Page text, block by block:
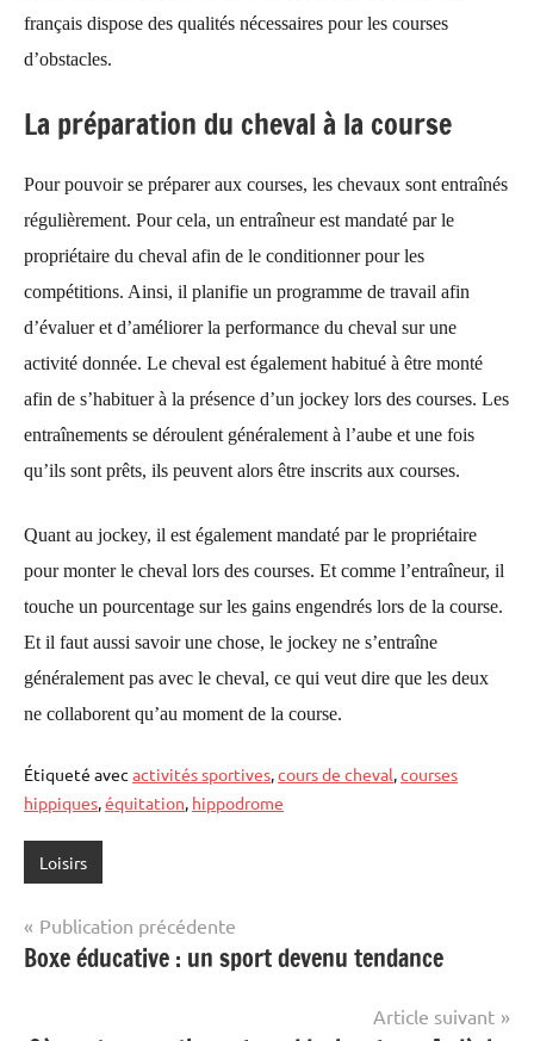
français dispose des qualités nécessaires pour les courses
d’obstacles.
La préparation du cheval à la course
Pour pouvoir se préparer aux courses, les chevaux sont entraînés
régulièrement. Pour cela, un entraîneur est mandaté par le
propriétaire du cheval afin de le conditionner pour les
compétitions. Ainsi, il planifie un programme de travail afin
d’évaluer et d’améliorer la performance du cheval sur une
activité donnée. Le cheval est également habitué à être monté
afin de s’habituer à la présence d’un jockey lors des courses. Les
entraînements se déroulent généralement à l’aube et une fois
qu’ils sont prêts, ils peuvent alors être inscrits aux courses.
Quant au jockey, il est également mandaté par le propriétaire
pour monter le cheval lors des courses. Et comme l’entraîneur, il
touche un pourcentage sur les gains engendrés lors de la course.
Et il faut aussi savoir une chose, le jockey ne s’entraîne
généralement pas avec le cheval, ce qui veut dire que les deux
ne collaborent qu’au moment de la course.
Étiqueté avec activités sportives cours de cheval courses
hippiques équitation hippodrome
Loisirs
Navigation
de
Publication précédente
Boxe éducative : un sport devenu tendance
Article suivant